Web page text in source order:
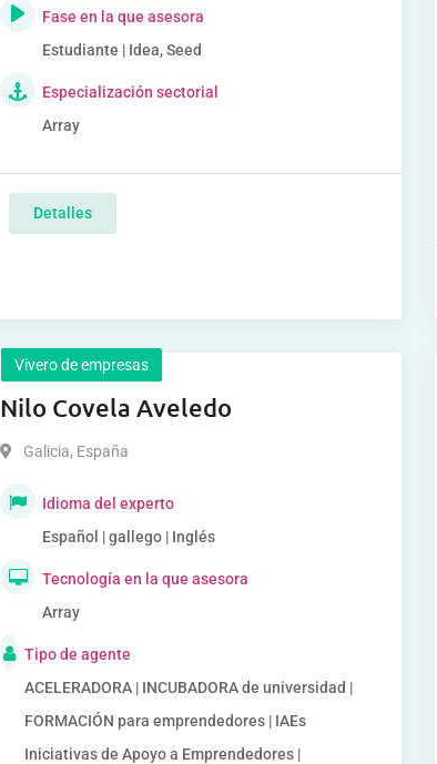
Fase en la que asesora
Estudiante | Idea, Seed
Especialización sectorial
Array
Detalles
Vivero de empresas
Nilo Covela Aveledo
Galicia, España
Idioma del experto
Español | gallego | Inglés
Tecnología en la que asesora
Array
Tipo de agente
ACELERADORA | INCUBADORA de universidad |
FORMACIÓN para emprendedores | IAEs
Iniciativas de Apoyo a Emprendedores |